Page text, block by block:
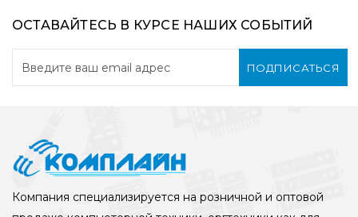
ОСТАВАЙТЕСЬ В КУРСЕ НАШИХ СОБЫТИЙ
ПОДПИСАТЬСЯ
Компания специализируется на розничной и оптовой